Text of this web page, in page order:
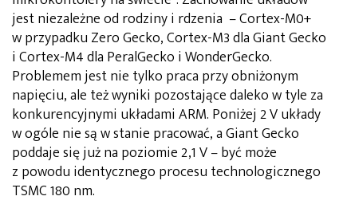
jest niezależne od rodziny i rdzenia – Cortex-M0+
w przypadku Zero Gecko, Cortex-M3 dla Giant Gecko
i Cortex-M4 dla PeralGecko i WonderGecko.
Problemem jest nie tylko praca przy obniżonym
napięciu, ale też wyniki pozostające daleko w tyle za
konkurencyjnymi układami ARM. Poniżej 2 V układy
w ogóle nie są w stanie pracować, a Giant Gecko
poddaje się już na poziomie 2,1 V – być może
z powodu identycznego procesu technologicznego
TSMC 180 nm.